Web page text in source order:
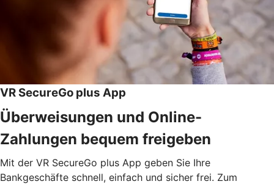
VR SecureGo plus App
Überweisungen und Online-
Zahlungen bequem freigeben
Mit der VR SecureGo plus App geben Sie Ihre
Bankgeschäfte schnell, einfach und sicher frei. Zum